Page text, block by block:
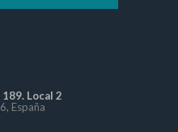
Local 2
España